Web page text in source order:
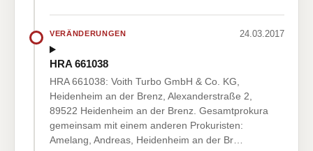
VERÄNDERUNGEN 24.03.2017
HRA 661038
HRA 661038: Voith Turbo GmbH & Co. KG,
Heidenheim an der Brenz, Alexanderstraße 2,
89522 Heidenheim an der Brenz. Gesamtprokura
gemeinsam mit einem anderen Prokuristen:
Amelang, Andreas, Heidenheim an der Br…